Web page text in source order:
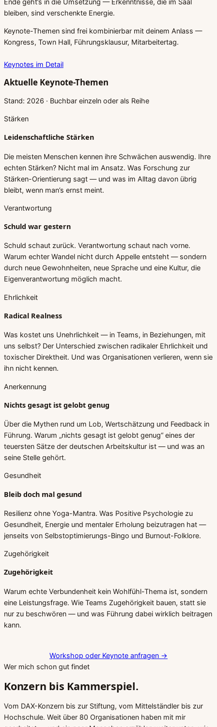
bleiben, sind verschenkte Energie.
Keynote-Themen sind frei kombinierbar mit deinem Anlass —
Kongress, Town Hall, Führungsklausur, Mitarbeitertag.
Keynotes im Detail
Aktuelle Keynote-Themen
Stand: 2026 · Buchbar einzeln oder als Reihe
Stärken
Leidenschaftliche Stärken
Die meisten Menschen kennen ihre Schwächen auswendig. Ihre
echten Stärken? Nicht mal im Ansatz. Was Forschung zur
Stärken-Orientierung sagt — und was im Alltag davon übrig
bleibt, wenn man’s ernst meint.
Verantwortung
Schuld war gestern
Schuld schaut zurück. Verantwortung schaut nach vorne.
Warum echter Wandel nicht durch Appelle entsteht — sondern
durch neue Gewohnheiten, neue Sprache und eine Kultur, die
Eigenverantwortung möglich macht.
Ehrlichkeit
Radical Realness
Was kostet uns Unehrlichkeit — in Teams, in Beziehungen, mit
uns selbst? Der Unterschied zwischen radikaler Ehrlichkeit und
toxischer Direktheit. Und was Organisationen verlieren, wenn sie
ihn nicht kennen.
Anerkennung
Nichts gesagt ist gelobt genug
Über die Mythen rund um Lob, Wertschätzung und Feedback in
Führung. Warum „nichts gesagt ist gelobt genug“ eines der
teuersten Sätze der deutschen Arbeitskultur ist — und was an
seine Stelle gehört.
Gesundheit
Bleib doch mal gesund
Resilienz ohne Yoga-Mantra. Was Positive Psychologie zu
Gesundheit, Energie und mentaler Erholung beizutragen hat —
jenseits von Selbstoptimierungs-Bingo und Burnout-Folklore.
Zugehörigkeit
Zugehörigkeit
Warum echte Verbundenheit kein Wohlfühl-Thema ist, sondern
eine Leistungsfrage. Wie Teams Zugehörigkeit bauen, statt sie
nur zu beschwören — und was Führung dabei wirklich beitragen
kann.
Workshop oder Keynote anfragen →
Wer mich schon gut findet
Konzern bis Kammerspiel.
Vom DAX-Konzern bis zur Stiftung, vom Mittelständler bis zur
Hochschule. Weit über 80 Organisationen haben mit mir